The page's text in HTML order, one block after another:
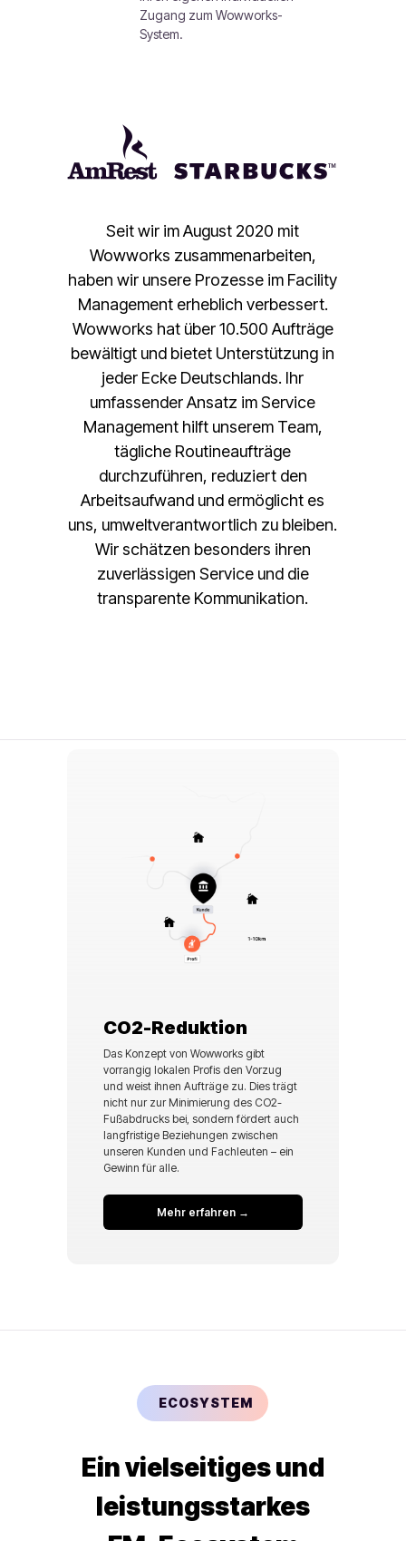
Zugang zum Wowworks-
System.
Seit wir im August 2020 mit
Wowworks zusammenarbeiten,
haben wir unsere Prozesse im Facility
Management erheblich verbessert.
Wowworks hat über 10.500 Aufträge
bewältigt und bietet Unterstützung in
jeder Ecke Deutschlands. Ihr
umfassender Ansatz im Service
Management hilft unserem Team,
tägliche Routineaufträge
durchzuführen, reduziert den
Arbeitsaufwand und ermöglicht es
uns, umweltverantwortlich zu bleiben.
Wir schätzen besonders ihren
zuverlässigen Service und die
transparente Kommunikation.
Das Konzept von Wowworks gibt
vorrangig lokalen Profis den Vorzug
und weist ihnen Aufträge zu. Dies trägt
nicht nur zur Minimierung des CO2-
Fußabdrucks bei, sondern fördert auch
langfristige Beziehungen zwischen
unseren Kunden und Fachleuten – ein
Gewinn für alle.
CO2-Reduktion
Mehr erfahren →
Ein vielseitiges und
leistungsstarkes
ECOSYSTEM